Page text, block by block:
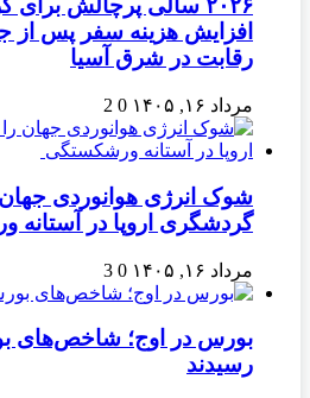
۲۰۲۶ سالی پرچالش
افزایش هزینه سفر پس از
رقابت در شرق آسیا
مرداد ۱۶, ۱۴۰۵ 0
2
شوک انرژی هوانوردی جهان
گردشگری اروپا در
مرداد ۱۶, ۱۴۰۵ 0
3
بورس در اوج؛ شاخص‌های
رسیدند